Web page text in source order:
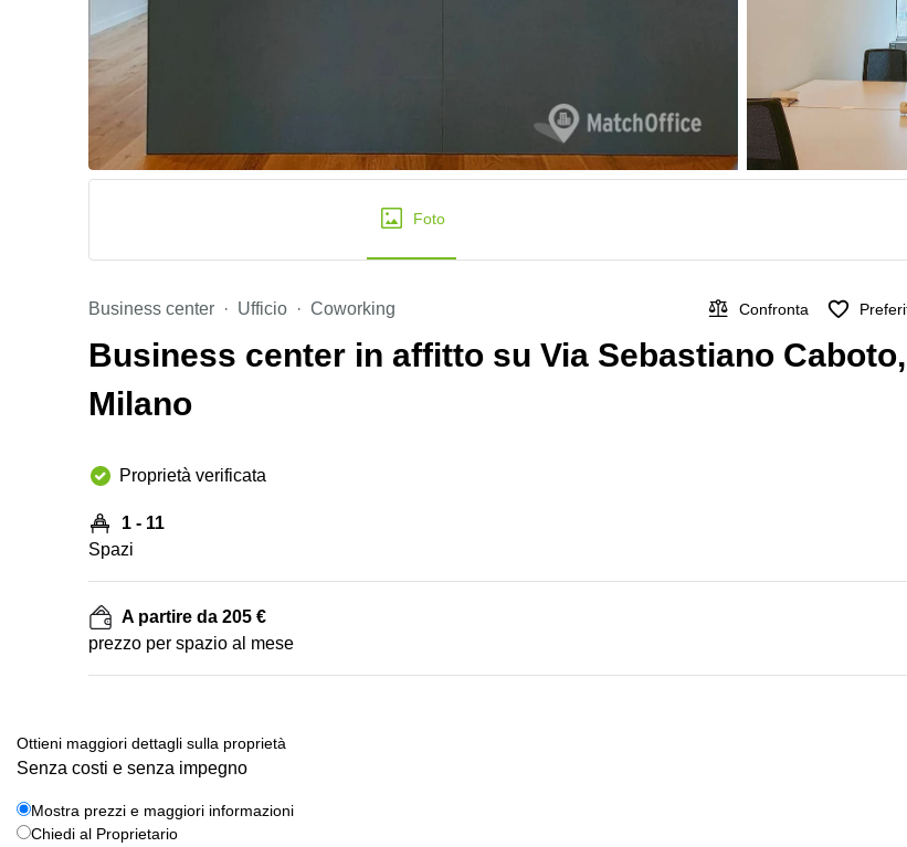
Foto
Business center Ufficio Coworking Confronta
Business center in affitto su Via Sebastiano
Milano
Proprietà verificata
1 - 11
Spazi
A partire da 205 €
prezzo per spazio al mese
Ottieni maggiori dettagli sulla proprietà
Senza costi e senza impegno
Mostra prezzi e maggiori informazioni
Chiedi al Proprietario